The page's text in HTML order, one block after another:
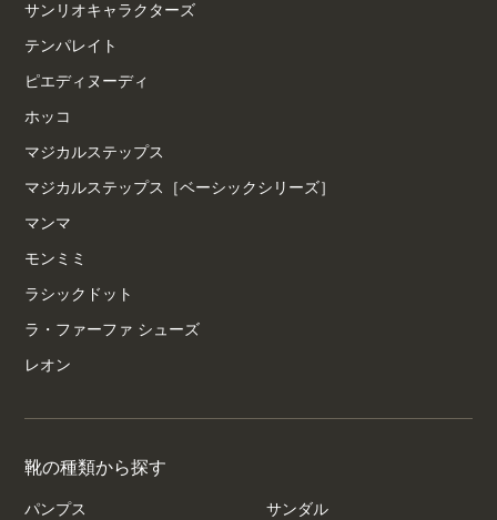
サンリオキャラクターズ
テンパレイト
ピエディヌーディ
ホッコ
マジカルステップス
マジカルステップス［ベーシックシリーズ］
マンマ
モンミミ
ラシックドット
ラ・ファーファ シューズ
レオン
靴の種類から探す
パンプス サンダル